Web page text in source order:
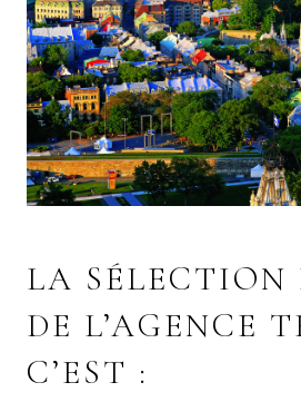
LA SÉLECTION
DE L’AGENCE
C’EST :